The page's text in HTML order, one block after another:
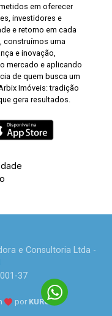
em oferecer
investidores e
e retorno em cada
construímos uma
e inovação,
mercado e aplicando
de quem busca um
Imóveis: tradição
gera resultados.
e Consultoria Ltda -
37
por KUROLE